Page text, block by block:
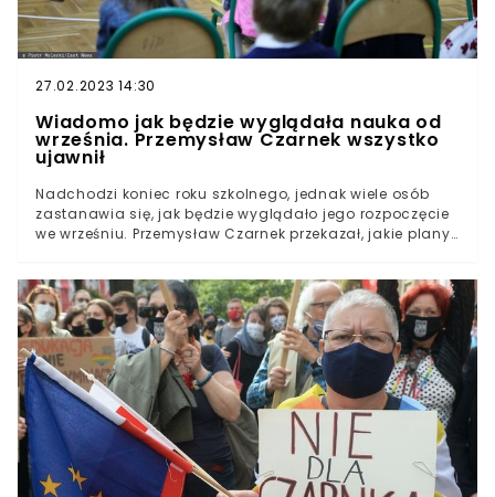
27.02.2023 14:30
Wiadomo jak będzie wyglądała nauka od
września. Przemysław Czarnek wszystko
ujawnił
Nadchodzi koniec roku szkolnego, jednak wiele osób
zastanawia się, jak będzie wyglądało jego rozpoczęcie
we wrześniu. Przemysław Czarnek przekazał, jakie plany
nowymi, pnademicznymi zasadami. W najnowszym
wywiadzie minister Przemysław Czarnek postanowił
rozwiać nieco wątpliwości w tej kwestii.Czy we wrześniu
powróci nauka stacjonarna? Okazuje się, że nie
wszystko jest jeszcze przesądzone.